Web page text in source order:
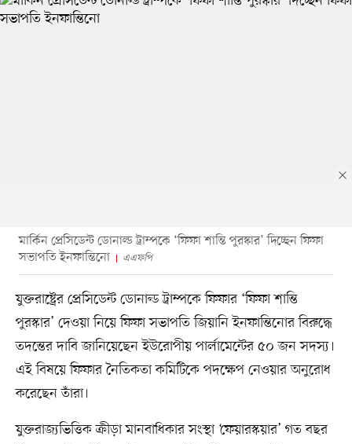
মার্কিন প্রেসিডেন্ট ডোনাল্ড ট্রাম্পকে ‘ফিফা শান্তি পুরস্কার’ দিচ্ছেন ফিফা
সভাপতি ইনফান্তিনো
এএফপি
যুক্তরাষ্ট্রের প্রেসিডেন্ট ডোনাল্ড ট্রাম্পকে ফিফার ‘ফিফা শান্তি
পুরস্কার’ দেওয়া নিয়ে ফিফা সভাপতি জিয়ানি ইনফান্তিনোর বিরুদ্ধে
তদন্তের দাবি জানিয়েছেন ইউরোপীয় পার্লামেন্টের ৫০ জন সদস্য।
এই বিষয়ে ফিফার নৈতিকতা কমিটিকে পদক্ষেপ নেওয়ার অনুরোধ
করেছেন তাঁরা।
যুক্তরাজ্যভিত্তিক ক্রীড়া মানবাধিকার সংস্থা ‘ফেয়ারস্কয়ার’ গত বছর